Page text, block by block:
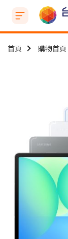
首頁 購物首頁